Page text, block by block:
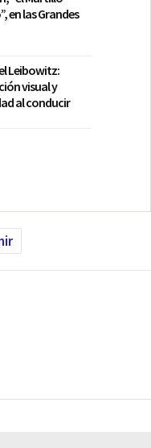
en las Grandes
Leibowitz:
visual y
al conducir